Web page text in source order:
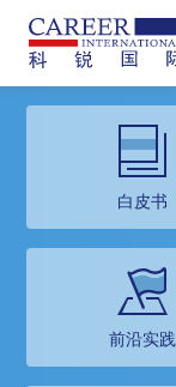
白皮书
前沿实践